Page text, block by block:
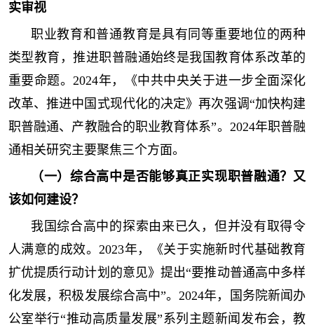
实审视
职业教育和普通教育是具有同等重要地位的两种
类型教育，推进职普融通始终是我国教育体系改革的
重要命题。2024年，《中共中央关于进一步全面深化
改革、推进中国式现代化的决定》再次强调“加快构建
职普融通、产教融合的职业教育体系”。2024年职普融
通相关研究主要聚焦三个方面。
（一）综合高中是否能够真正实现职普融通？又
该如何建设？
我国综合高中的探索由来已久，但并没有取得令
人满意的成效。2023年，《关于实施新时代基础教育
扩优提质行动计划的意见》提出“要推动普通高中多样
化发展，积极发展综合高中”。2024年，国务院新闻办
公室举行“推动高质量发展”系列主题新闻发布会，教